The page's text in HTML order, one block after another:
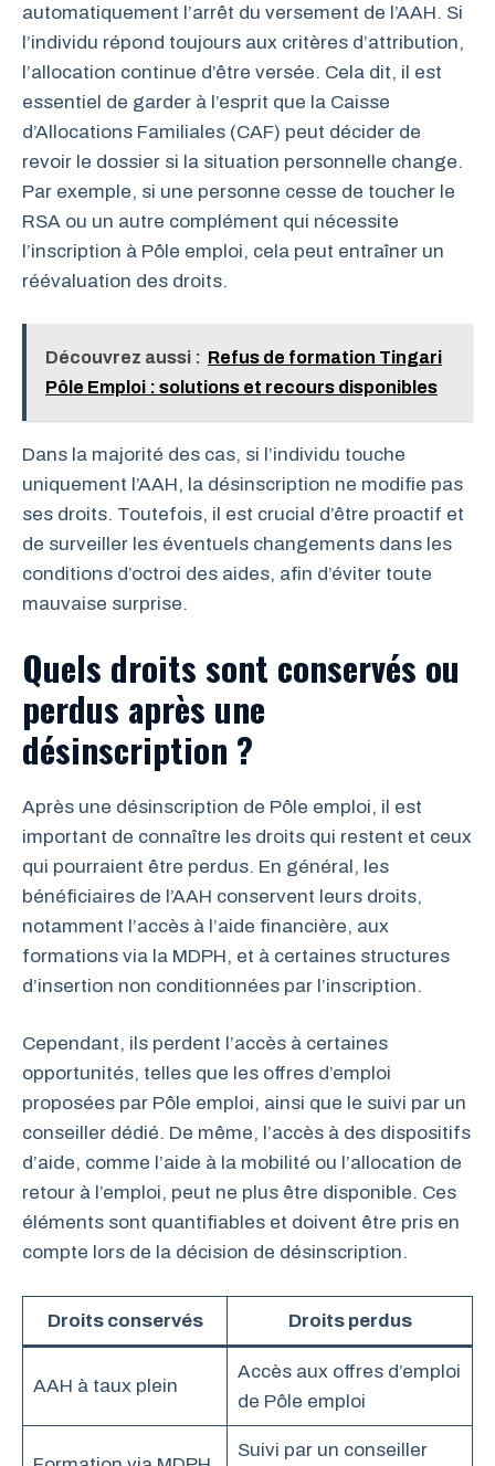
automatiquement l’arrêt du versement de l’AAH. Si
l’individu répond toujours aux critères d’attribution,
l’allocation continue d’être versée. Cela dit, il est
essentiel de garder à l’esprit que la Caisse
d’Allocations Familiales (CAF) peut décider de
revoir le dossier si la situation personnelle change.
Par exemple, si une personne cesse de toucher le
RSA ou un autre complément qui nécessite
l’inscription à Pôle emploi, cela peut entraîner un
réévaluation des droits.
Découvrez aussi : Refus de formation Tingari
Pôle Emploi : solutions et recours disponibles
Dans la majorité des cas, si l’individu touche
uniquement l’AAH, la désinscription ne modifie pas
ses droits. Toutefois, il est crucial d’être proactif et
de surveiller les éventuels changements dans les
conditions d’octroi des aides, afin d’éviter toute
mauvaise surprise.
Quels droits sont conservés ou
perdus après une
désinscription ?
Après une désinscription de Pôle emploi, il est
important de connaître les droits qui restent et ceux
qui pourraient être perdus. En général, les
bénéficiaires de l’AAH conservent leurs droits,
notamment l’accès à l’aide financière, aux
formations via la MDPH, et à certaines structures
d’insertion non conditionnées par l’inscription.
Cependant, ils perdent l’accès à certaines
opportunités, telles que les offres d’emploi
proposées par Pôle emploi, ainsi que le suivi par un
conseiller dédié. De même, l’accès à des dispositifs
d’aide, comme l’aide à la mobilité ou l’allocation de
retour à l’emploi, peut ne plus être disponible. Ces
éléments sont quantifiables et doivent être pris en
compte lors de la décision de désinscription.
Droits conservés Droits perdus
AAH à taux plein
Accès aux offres d’emploi
de Pôle emploi
Suivi par un conseiller